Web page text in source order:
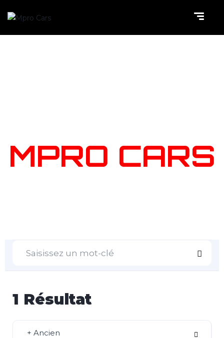
MPRO CARS
1 Résultat
+ Ancien